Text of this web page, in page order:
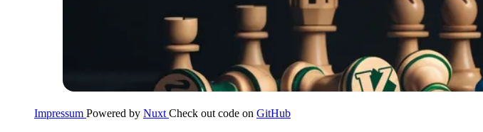
Impressum Powered by Nuxt Check out code on GitHub